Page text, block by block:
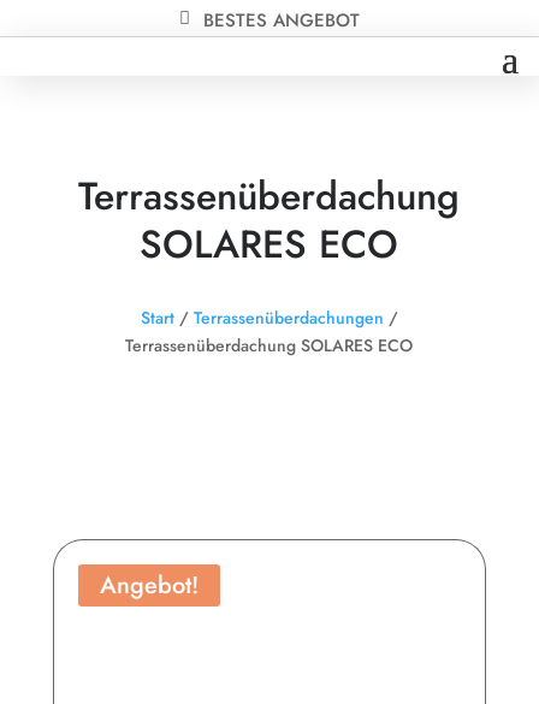
BESTES ANGEBOT
Terrassenüberdachung
SOLARES ECO
Start/ Terrassenüberdachungen /
Terrassenüberdachung SOLARES ECO
Angebot!